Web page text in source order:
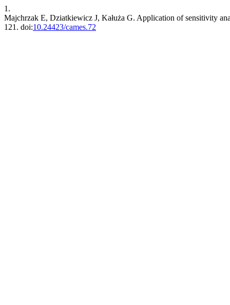
1.
Majchrzak E, Dziatkiewicz J, Kałuża G. Application of sensitivity
121. doi:10.24423/cames.72